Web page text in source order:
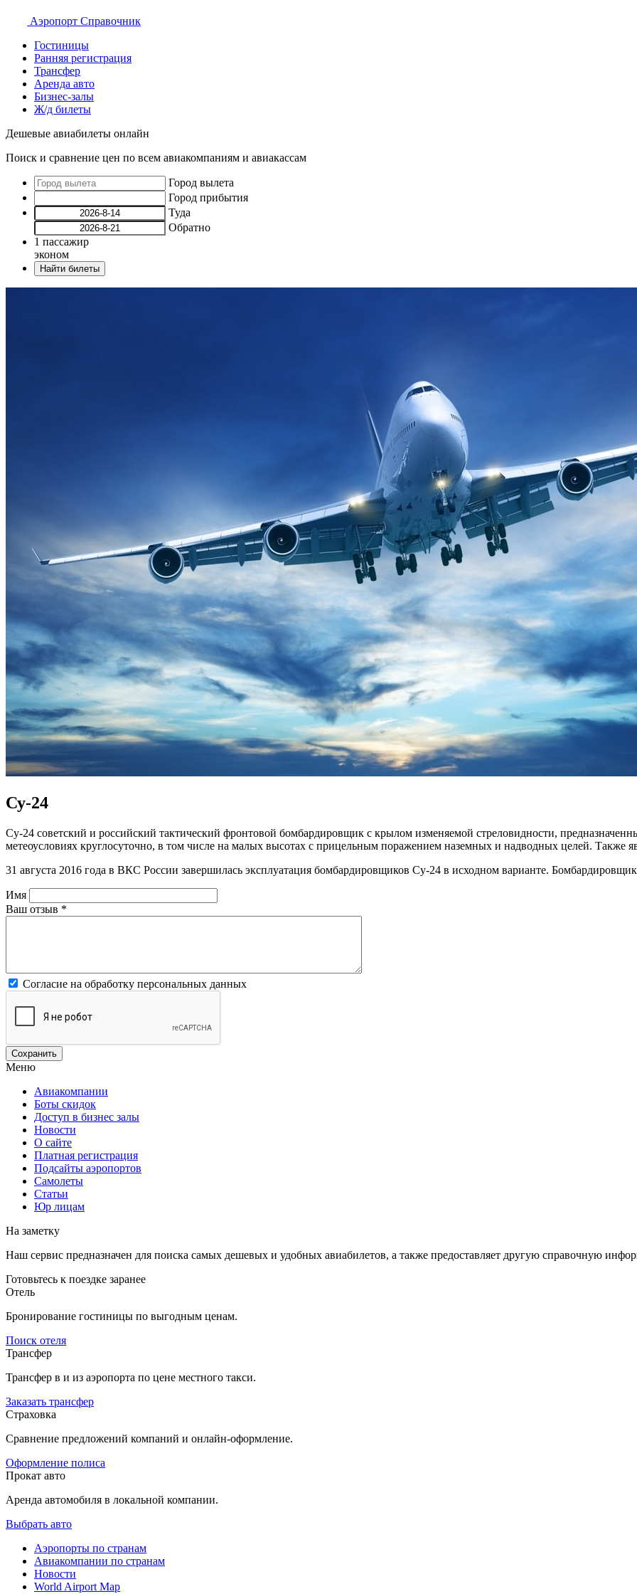
Аэропорт Справочник
Гостиницы
Ранняя регистрация
Трансфер
Аренда авто
Бизнес-залы
Ж/д билеты
Дешевые авиабилеты онлайн
Поиск и сравнение цен по всем авиакомпаниям и авиакассам
Город вылета
Город прибытия
Туда
Обратно
1 пассажир
эконом
Найти билеты
Су-24
Су-24 советский и российский тактический фронтовой бомбардировщик с крылом изменяемой стреловидности,
метеоусловиях круглосуточно, в том числе на малых высотах с прицельным поражением наземных и надводных целей. Также
31 августа 2016 года в ВКС России завершилась эксплуатация бомбардировщиков Су-24 в исходном варианте.
Имя
Ваш отзыв *
Согласие на обработку персональных данных
Меню
Авиакомпании
Боты скидок
Доступ в бизнес залы
Новости
О сайте
Платная регистрация
Подсайты аэропортов
Самолеты
Статьи
Юр лицам
На заметку
Наш сервис предназначен для поиска самых дешевых и удобных авиабилетов, а также предоставляет другую справочную
Готовьтесь к поездке заранее
Отель
Бронирование гостиницы по выгодным ценам.
Поиск отеля
Трансфер
Трансфер в и из аэропорта по цене местного такси.
Заказать трансфер
Страховка
Сравнение предложений компаний и онлайн-оформление.
Оформление полиса
Прокат авто
Аренда автомобиля в локальной компании.
Выбрать авто
Аэропорты по странам
Авиакомпании по странам
Новости
World Airport Map